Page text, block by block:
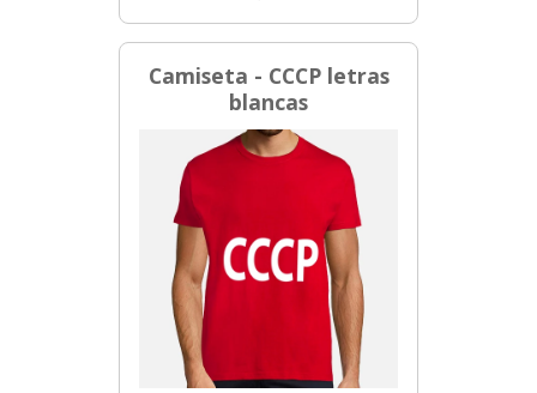
Camiseta - CCCP letras
blancas